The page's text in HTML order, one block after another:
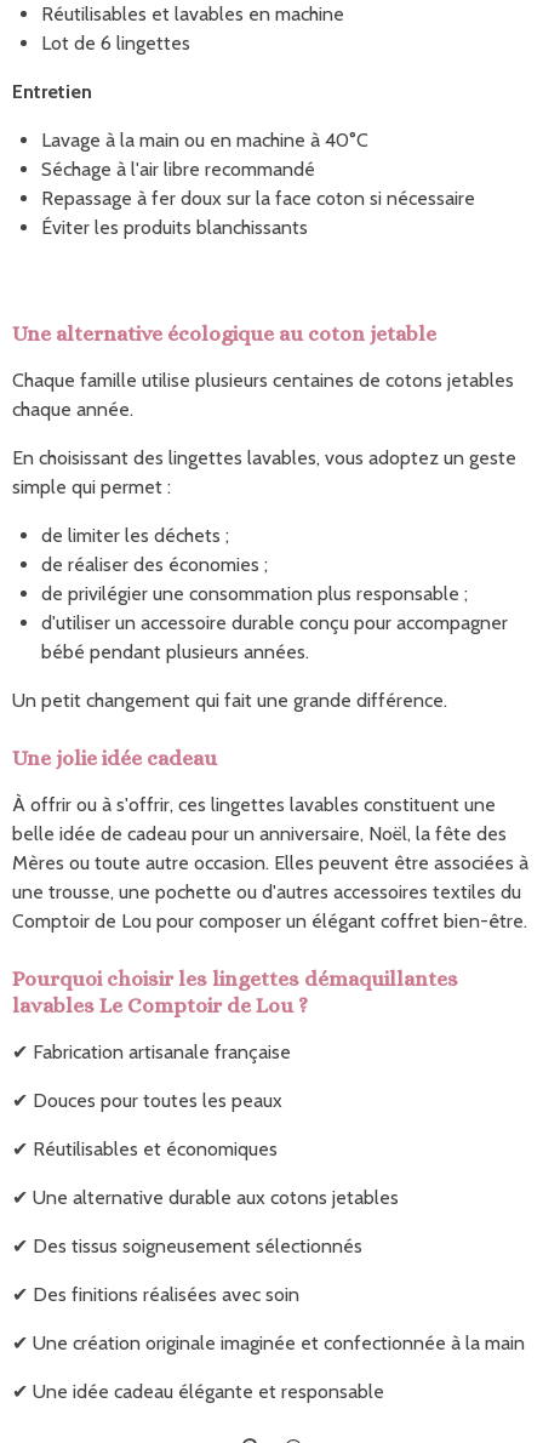
Réutilisables et lavables en machine
Lot de 6 lingettes
Entretien
Lavage à la main ou en machine à 40°C
Séchage à l'air libre recommandé
Repassage à fer doux sur la face coton si nécessaire
Éviter les produits blanchissants
Une alternative écologique au coton jetable
Chaque famille utilise plusieurs centaines de cotons jetables
chaque année.
En choisissant des lingettes lavables, vous adoptez un geste
simple qui permet :
de limiter les déchets ;
de réaliser des économies ;
de privilégier une consommation plus responsable ;
d'utiliser un accessoire durable conçu pour accompagner
bébé pendant plusieurs années.
Un petit changement qui fait une grande différence.
Une jolie idée cadeau
À offrir ou à s'offrir, ces lingettes lavables constituent une
belle idée de cadeau pour un anniversaire, Noël, la fête des
Mères ou toute autre occasion. Elles peuvent être associées à
une trousse, une pochette ou d'autres accessoires textiles du
Comptoir de Lou pour composer un élégant coffret bien-être.
Pourquoi choisir les lingettes démaquillantes
lavables Le Comptoir de Lou ?
✔ Fabrication artisanale française
✔ Douces pour toutes les peaux
✔ Réutilisables et économiques
✔ Une alternative durable aux cotons jetables
✔ Des tissus soigneusement sélectionnés
✔ Des finitions réalisées avec soin
✔ Une création originale imaginée et confectionnée à la main
✔ Une idée cadeau élégante et responsable